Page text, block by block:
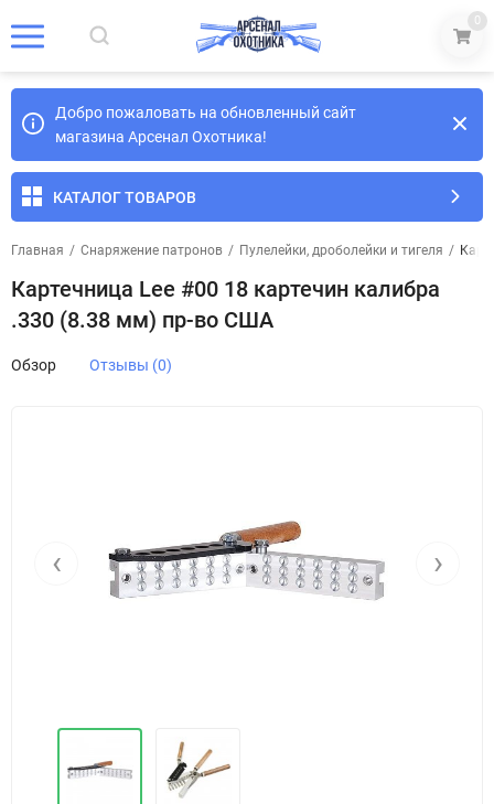
0
Добро пожаловать на обновленный сайт
магазина Арсенал Охотника!
КАТАЛОГ ТОВАРОВ
Главная / Снаряжение патронов / Пулелейки, дроболейки и тигеля /
Картечница Lee #00 18 картечин калибра
.330 (8.38 мм) пр-во США
Обзор Отзывы (0)
‹ ›